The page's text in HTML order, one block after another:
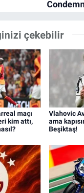
çekebilir
maçı
kim attı,
Vlahovic
ama
Beşiktaş!